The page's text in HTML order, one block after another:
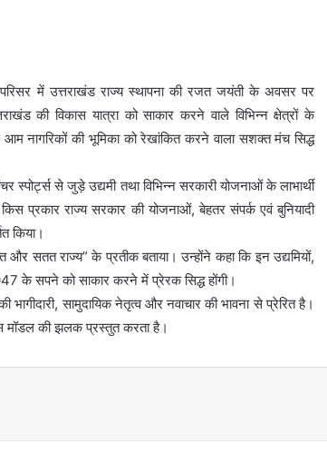
में उत्तराखंड राज्य स्थापना की रजत जयंती के अवसर पर
की विकास यात्रा को साकार करने वाले विभिन्न क्षेत्रों के
आम नागरिकों की भूमिका को रेखांकित करने वाला सशक्त मंच सिद्ध
स्पोर्ट्स से जुड़े उद्यमी तथा विभिन्न सरकारी योजनाओं के लाभार्थी
प्रकार राज्य सरकार की योजनाओं, बेहतर संपर्क एवं बुनियादी
किया।
सतत राज्य” के प्रतीक बताया। उन्होंने कहा कि इन उद्यमियों,
के सपने को साकार करने में प्रेरक सिद्ध होंगी।
भागीदारी, सामुदायिक नेतृत्व और नवाचार की भावना से प्रेरित है।
मॉडल की झलक प्रस्तुत करता है।